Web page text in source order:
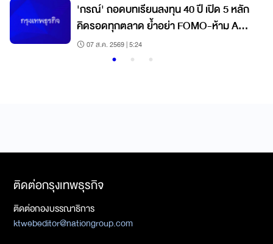
'กรณ์' ถอดบทเรียนลงทุน 40 ปี เปิด 5 หลัก
คิดรอดทุกตลาด ย้ำอย่า FOMO-ห้าม All
In วินัยคือกุญแจสร้างมั่งคั่ง
07 ส.ค. 2569 | 5:24
ติดต่อกรุงเทพธุรกิจ
ติดต่อกองบรรณาธิการ
ktwebeditor@nationgroup.com